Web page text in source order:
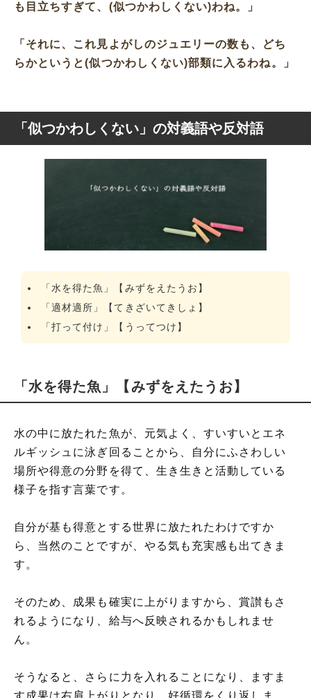
も目立ちすぎて、(似つかわしくない)わね。」
「それに、これ見よがしのジュエリーの数も、どち
らかというと(似つかわしくない)部類に入るわね。」
「似つかわしくない」の対義語や反対語
「水を得た魚」【みずをえたうお】
「適材適所」【てきざいてきしょ】
「打って付け」【うってつけ】
「水を得た魚」【みずをえたうお】
水の中に放たれた魚が、元気よく、すいすいとエネ
ルギッシュに泳ぎ回ることから、自分にふさわしい
場所や得意の分野を得て、生き生きと活動している
様子を指す言葉です。
自分が基も得意とする世界に放たれたわけですか
ら、当然のことですが、やる気も充実感も出てきま
す。
そのため、成果も確実に上がりますから、賞讃もさ
れるようになり、給与へ反映されるかもしれませ
ん。
そうなると、さらに力を入れることになり、ますま
す成果は右肩上がりとなり、好循環をくり返しま